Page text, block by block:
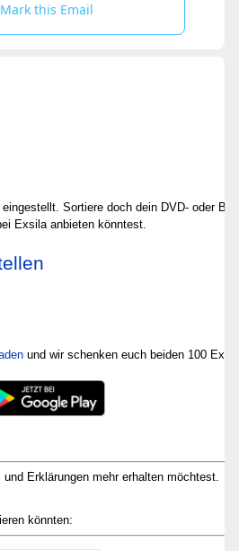
Mark this Email